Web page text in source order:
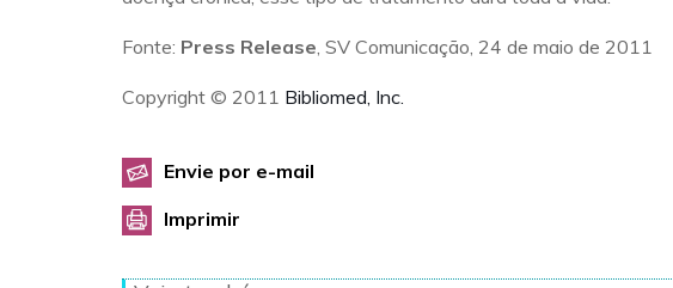
Fonte: Press Release, SV Comunicação, 24 de maio de 2011
Copyright © 2011 Bibliomed, Inc.
Envie por e-mail
Imprimir